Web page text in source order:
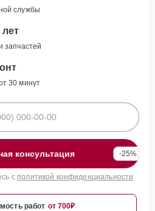
службы
лет
запчастей
30 минут
консультация -25%
с политикой конфиденциальности
работ от 700₽